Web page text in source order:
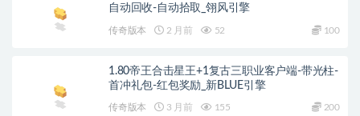
自动回收-自动拾取_翎风引擎
传奇版本 2 月前 52 100
1.80帝王合击星王+1复古三职业客户端-带光柱-
首冲礼包-红包奖励_新BLUE引擎
传奇版本 3 月前 155 200